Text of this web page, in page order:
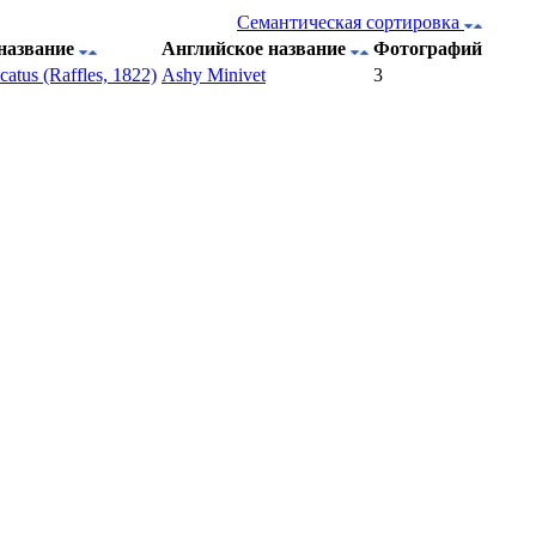
Семантическая сортировка
Английское название
Фотографий
(Raffles, 1822) Ashy Minivet 3